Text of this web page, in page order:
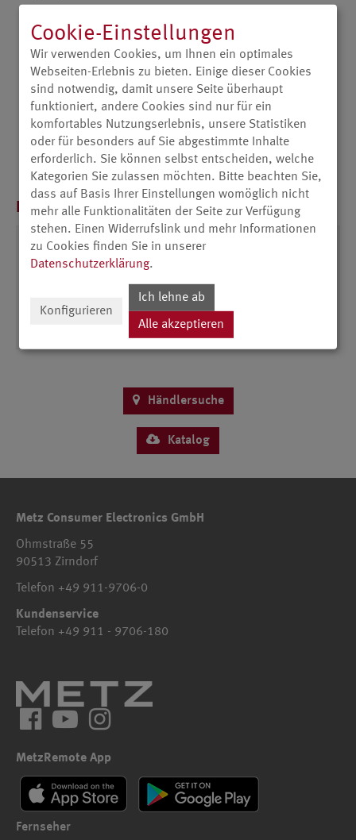
Farbe: Schwarz
Drehwinkel: +/− 30°
99KA50 - für 42“ bis 50“ Geräte:
Maße (BxH): 49 x 30 cm / Gewicht: 6,8 kg
99KA65 - für 55“ bis 65“ Geräte:
Maße (BxH): 57 x 30 cm / Gewicht: 8,0 kg
Produktvarianten
Metallfuß 99KA50/65
€ 99,00
Unverbindliche Preisempfehlung für Deutschland
und Österreich
Händlersuche
Katalog
Metz Consumer Electronics GmbH
Ohmstraße 55
90513 Zirndorf
Telefon +49 911-9706-0
Kundenservice
Telefon +49 911 - 9706-180
FacebookYouTubeInstagram
MetzRemote App
Fernseher
Cookie-Einstellungen
Wir verwenden Cookies, um Ihnen ein optimales
Webseiten-Erlebnis zu bieten. Einige dieser Cookies
sind notwendig, damit unsere Seite überhaupt
funktioniert, andere Cookies sind nur für ein
komfortables Nutzungserlebnis, unsere Statistiken
oder für besonders auf Sie abgestimmte Inhalte
erforderlich. Sie können selbst entscheiden, welche
Kategorien Sie zulassen möchten. Bitte beachten Sie,
dass auf Basis Ihrer Einstellungen womöglich nicht
mehr alle Funktionalitäten der Seite zur Verfügung
stehen. Einen Widerrufslink und mehr Informationen
zu Cookies finden Sie in unserer
Datenschutzerklärung.
Konfigurieren
Ich lehne ab
Alle akzeptieren